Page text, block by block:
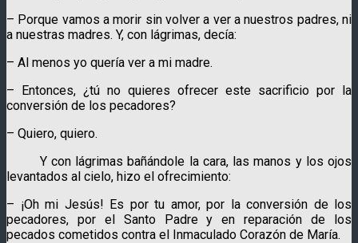
– Porque vamos a morir sin volver a ver a nuestros padres, ni
a nuestras madres. Y, con lágrimas, decía:
– Al menos yo quería ver a mi madre.
– Entonces, ¿tú no quieres ofrecer este sacrificio por la
conversión de los pecadores?
– Quiero, quiero.
Y con lágrimas bañándole la cara, las manos y los ojos
levantados al cielo, hizo el ofrecimiento:
– ¡Oh mi Jesús! Es por tu amor, por la conversión de los
pecadores, por el Santo Padre y en reparación de los
pecados cometidos contra el Inmaculado Corazón de María.